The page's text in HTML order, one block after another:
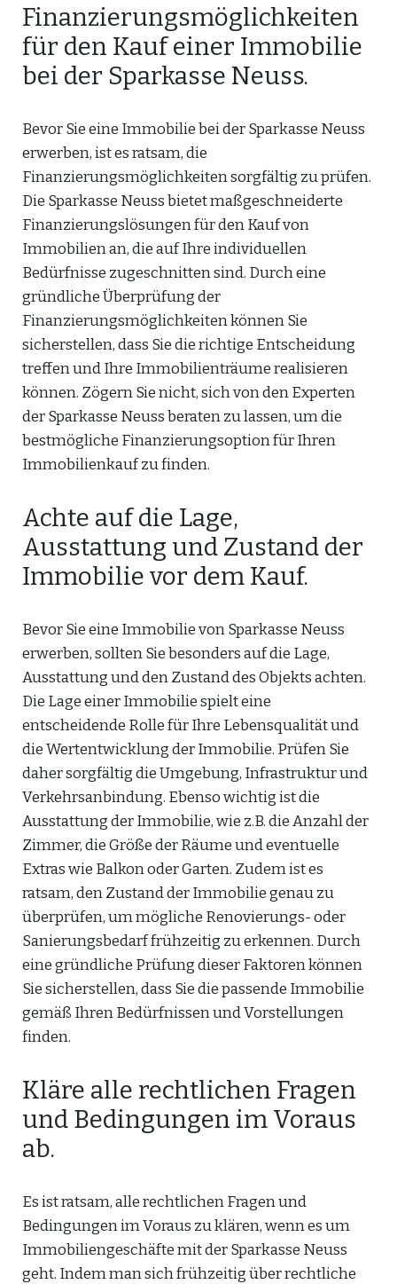
Finanzierungsmöglichkeiten
für den Kauf einer Immobilie
bei der Sparkasse Neuss.
Bevor Sie eine Immobilie bei der Sparkasse Neuss
erwerben, ist es ratsam, die
Finanzierungsmöglichkeiten sorgfältig zu prüfen.
Die Sparkasse Neuss bietet maßgeschneiderte
Finanzierungslösungen für den Kauf von
Immobilien an, die auf Ihre individuellen
Bedürfnisse zugeschnitten sind. Durch eine
gründliche Überprüfung der
Finanzierungsmöglichkeiten können Sie
sicherstellen, dass Sie die richtige Entscheidung
treffen und Ihre Immobilienträume realisieren
können. Zögern Sie nicht, sich von den Experten
der Sparkasse Neuss beraten zu lassen, um die
bestmögliche Finanzierungsoption für Ihren
Immobilienkauf zu finden.
Achte auf die Lage,
Ausstattung und Zustand der
Immobilie vor dem Kauf.
Bevor Sie eine Immobilie von Sparkasse Neuss
erwerben, sollten Sie besonders auf die Lage,
Ausstattung und den Zustand des Objekts achten.
Die Lage einer Immobilie spielt eine
entscheidende Rolle für Ihre Lebensqualität und
die Wertentwicklung der Immobilie. Prüfen Sie
daher sorgfältig die Umgebung, Infrastruktur und
Verkehrsanbindung. Ebenso wichtig ist die
Ausstattung der Immobilie, wie z.B. die Anzahl der
Zimmer, die Größe der Räume und eventuelle
Extras wie Balkon oder Garten. Zudem ist es
ratsam, den Zustand der Immobilie genau zu
überprüfen, um mögliche Renovierungs- oder
Sanierungsbedarf frühzeitig zu erkennen. Durch
eine gründliche Prüfung dieser Faktoren können
Sie sicherstellen, dass Sie die passende Immobilie
gemäß Ihren Bedürfnissen und Vorstellungen
finden.
Kläre alle rechtlichen Fragen
und Bedingungen im Voraus
ab.
Es ist ratsam, alle rechtlichen Fragen und
Bedingungen im Voraus zu klären, wenn es um
Immobiliengeschäfte mit der Sparkasse Neuss
geht. Indem man sich frühzeitig über rechtliche